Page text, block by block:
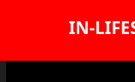
IN-